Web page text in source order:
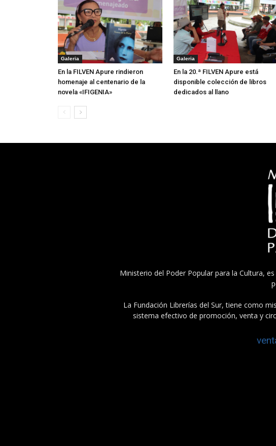
Galeria
En la FILVEN Apure rindieron
homenaje al centenario de la
novela «IFIGENIA»
Galeria
En la 20.ª FILVEN Apure está
disponible colección de libros
dedicados al llano
Ministerio del Poder Popular para la Cultura,
La Fundación Librerías del Sur, tiene como
sistema efectivo de promoción, venta y